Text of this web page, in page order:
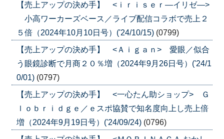
【売上アップの決め手】 <ｉｒｉｓｅｒ―イリゼ―>
小高ワーカーズベース／ライブ配信コラボで売上２
５倍（2024年10月10日号）('24/10/15) (0799)
【売上アップの決め手】 <Ａｉｇａｎ> 愛眼／似合
う眼鏡診断で月商２０％増（2024年9月26日号）('24/1
0/01) (0797)
【売上アップの決め手】 <一心たん助ショップ> Ｇ
ｌｏｂｒｉｄｇｅ／ｅスポ協賛で知名度向上し売上倍
増（2024年9月19日号）('24/09/24) (0796)